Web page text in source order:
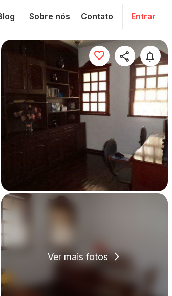
Sobre nós Contato Entrar
Ver mais fotos